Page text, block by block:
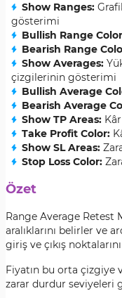
Show Ranges:
gösterimi
Bullish Range
Bearish Range
Show Averages:
çizgilerinin gösterimi
Bullish Average
Bearish Average
Show TP Areas:
Take Profit Color:
Show SL Areas:
Stop Loss Color:
Özet
Range Average Retest
aralıklarını belirler ve
giriş ve çıkış
Fiyatın bu orta çizgiye
zarar durdur seviyeleri